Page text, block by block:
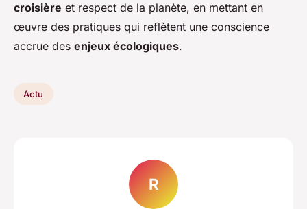
croisière et respect de la planète, en mettant en
œuvre des pratiques qui reflètent une conscience
accrue des enjeux écologiques.
Actu
R